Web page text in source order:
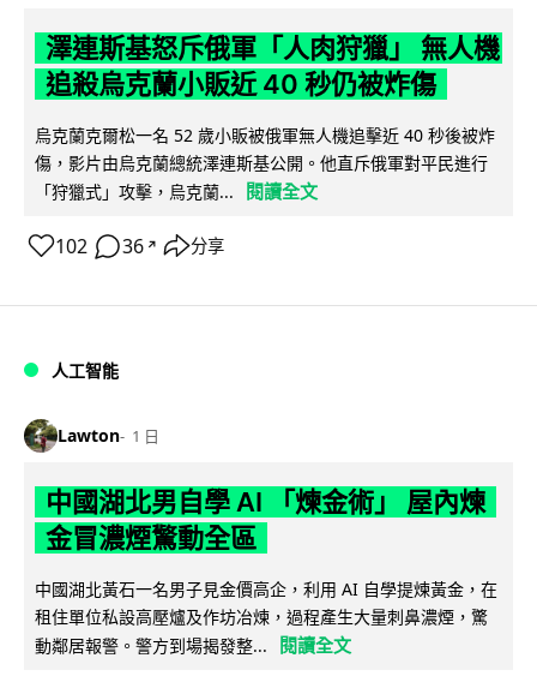
澤連斯基怒斥俄軍「人肉狩獵」 無人機
追殺烏克蘭小販近 40 秒仍被炸傷
烏克蘭克爾松一名 52 歲小販被俄軍無人機追擊近 40 秒後被炸
傷，影片由烏克蘭總統澤連斯基公開。他直斥俄軍對平民進行
「狩獵式」攻擊，烏克蘭...
閱讀全文
102 36 ↗ 分享
人工智能
Lawton 1 日
中國湖北男自學 AI 「煉金術」 屋內煉
金冒濃煙驚動全區
中國湖北黃石一名男子見金價高企，利用 AI 自學提煉黃金，在
租住單位私設高壓爐及作坊冶煉，過程產生大量刺鼻濃煙，驚
動鄰居報警。警方到場揭發整...
閱讀全文